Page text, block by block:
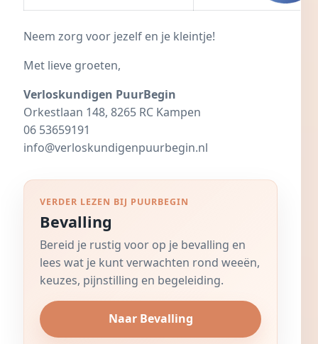
Neem zorg voor jezelf en je kleintje!
Met lieve groeten,
Verloskundigen PuurBegin
Orkestlaan 148, 8265 RC Kampen
06 53659191
info@verloskundigenpuurbegin.nl
VERDER LEZEN BIJ PUURBEGIN
Bevalling
Bereid je rustig voor op je bevalling en
lees wat je kunt verwachten rond weeën,
keuzes, pijnstilling en begeleiding.
Naar Bevalling